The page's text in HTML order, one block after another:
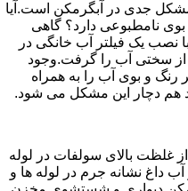
جدی در آبگرمکن است.آیا
نامطبوعی دارد؟ گاهی
نصب یک فیلتر آب خانگی در
از سختی آب را گرفت.وجود
رنگ و بوی آب را به همراه
هم دچار این مشکل می شود.
غلظت بالای سولفات در لوله
داغ نشانه جرم در لوله ها و